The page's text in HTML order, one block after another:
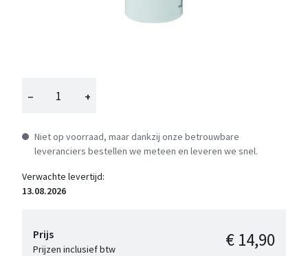
− +
Niet op voorraad, maar dankzij onze betrouwbare
leveranciers bestellen we meteen en leveren we snel.
Verwachte levertijd:
13.08.2026
Prijs
Prijzen inclusief btw € 14,90